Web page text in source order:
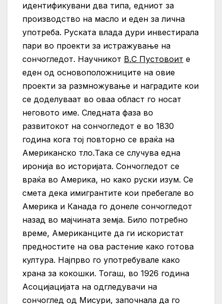
идентификувани два типа, едниот за
производство на масло и еден за лична
употреба. Руската влада дури инвестирала
пари во проекти за истражување на
сончогледот. Научникот В.С Пустовоит е
еден од основоположниците на овие
проекти за размножување и наградите кои
се доделуваат во оваа област го носат
неговото име. Следната фаза во
развитокот на сончогледот е во 1830
година кога тој повторно се враќа на
Американско тло.Така се случува една
иронија во историјата. Сончогледот се
враќа во Америка, но како руски изум. Се
смета дека имигрантите кои пребегале во
Америка и Канада го донеле сончогледот
назад во мајчината земја. Било потребно
време, Американците да ги искористат
предностите на ова растение како готова
култура. Најпрво го употребувале како
храна за кокошки. Тогаш, во 1926 година
Асоцијацијата на одгледувачи на
сончоглед од Мисури, започнала да го